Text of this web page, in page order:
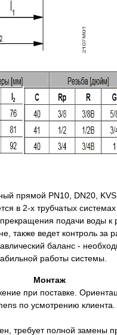
прямой PN10, DN20,
в 2-х трубчатых системах
подачи воды к
также ведет контроль за
баланс -
работы системы.
Монтаж
при поставке.
по усмотрению клиента.
требует полной замены